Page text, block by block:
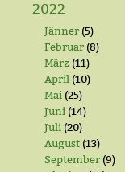
2022
Jänner (5)
Februar (8)
März (11)
April (10)
Mai (25)
Juni (14)
Juli (20)
August (13)
September (9)